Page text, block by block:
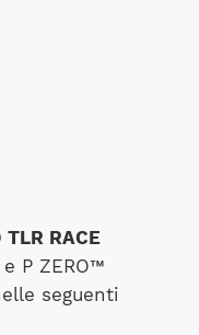
TLR RACE
P ZERO™
seguenti